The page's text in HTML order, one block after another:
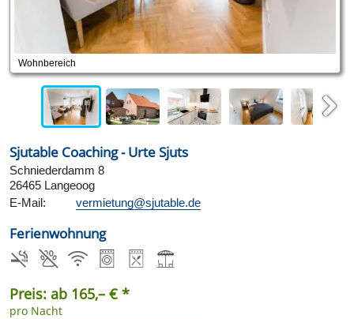
Wohnbereich
Sjutable Coaching - Urte Sjuts
Schniederdamm 8
26465 Langeoog
E-Mail:
vermietung@sjutable.de
Ferienwohnung
Preis: ab 165,– € *
pro Nacht